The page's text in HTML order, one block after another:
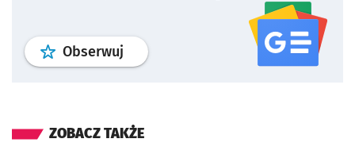
Obserwuj profil serwisu
ZOBACZ TAKŻE